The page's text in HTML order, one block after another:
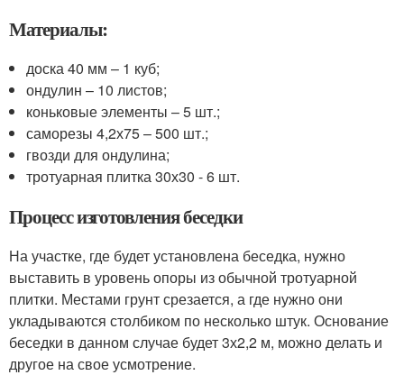
Материалы:
доска 40 мм – 1 куб;
ондулин – 10 листов;
коньковые элементы – 5 шт.;
саморезы 4,2х75 – 500 шт.;
гвозди для ондулина;
тротуарная плитка 30х30 - 6 шт.
Процесс изготовления беседки
На участке, где будет установлена беседка, нужно
выставить в уровень опоры из обычной тротуарной
плитки. Местами грунт срезается, а где нужно они
укладываются столбиком по несколько штук. Основание
беседки в данном случае будет 3х2,2 м, можно делать и
другое на свое усмотрение.